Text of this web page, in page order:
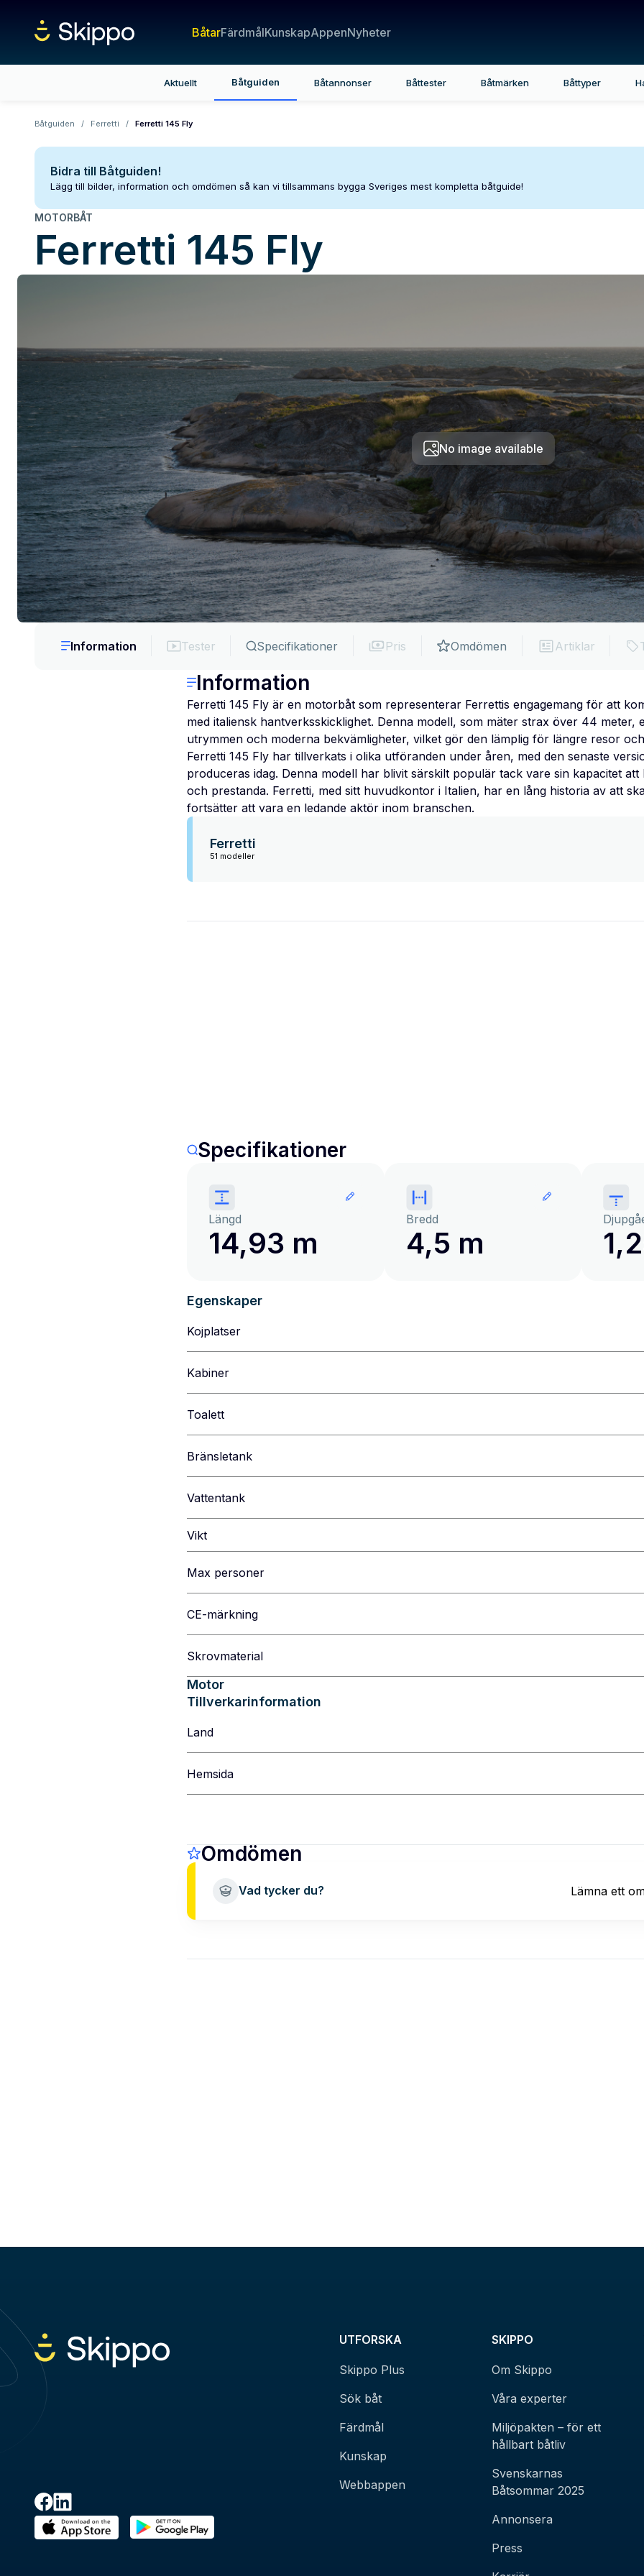
BåtarFärdmålKunskapAppenNyheter
Aktuellt Båtguiden Båtannonser Båttester Båtmärken Båttyper
Båtguiden / Ferretti / Ferretti 145 Fly
Bidra till Båtguiden!
Lägg till bilder, information och omdömen så kan vi tillsammans bygga Sveriges mest kompletta båtguide!
MOTORBÅT
Ferretti 145 Fly
No image available
Information Tester Specifikationer Pris Omdömen Artiklar
Information
Ferretti 145 Fly är en motorbåt som representerar Ferrettis engagemang för att
med italiensk hantverksskicklighet. Denna modell, som mäter strax över 44 meter,
utrymmen och moderna bekvämligheter, vilket gör den lämplig för längre resor
Ferretti 145 Fly har tillverkats i olika utföranden under åren, med den senaste
produceras idag. Denna modell har blivit särskilt populär tack vare sin kapacitet
och prestanda. Ferretti, med sitt huvudkontor i Italien, har en lång historia av att
fortsätter att vara en ledande aktör inom branschen.
Ferretti
51 modeller
Specifikationer
Längd
14,93 m
Bredd
4,5 m
Egenskaper
Kojplatser
Kabiner
Toalett
Bränsletank
Vattentank
Vikt
Max personer
CE-märkning
Skrovmaterial
Motor
Tillverkarinformation
Land
Hemsida
Omdömen
Vad tycker du? Lämna ett
UTFORSKA
Skippo Plus
Sök båt
Färdmål
Kunskap
Webbappen
SKIPPO
Om Skippo
Våra experter
Miljöpakten – för ett
hållbart båtliv
Svenskarnas
Båtsommar 2025
Annonsera
Press